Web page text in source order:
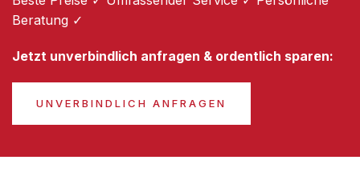
Beratung ✓
Jetzt unverbindlich anfragen & ordentlich sparen:
UNVERBINDLICH ANFRAGEN